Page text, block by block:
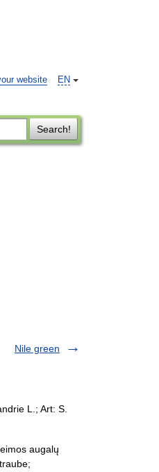
EN
website
Search!
Nile green
L.; Art: S.
augalų